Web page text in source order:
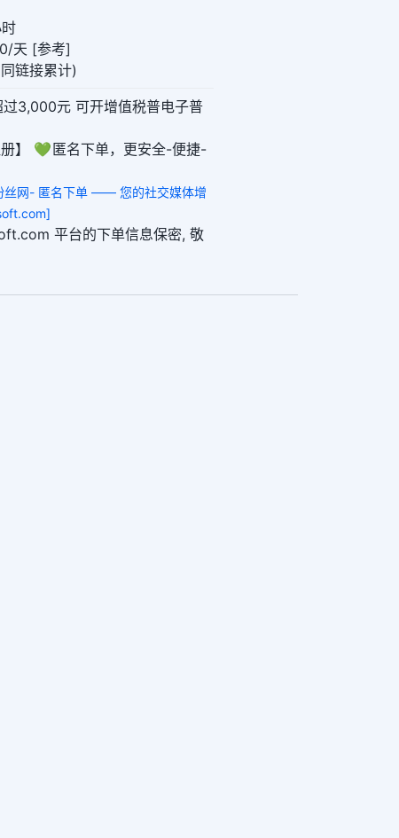
天 [参考]
链接累计)
3,000元 可开增值税普电子普
】 💚 匿名下单，更安全-便捷-
丝网- 匿名下单 —— 您的社交媒体增
平台的下单信息保密, 敬